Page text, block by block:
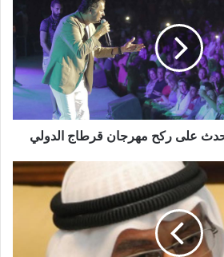
على ركح مهرجان قرطاج الدولي